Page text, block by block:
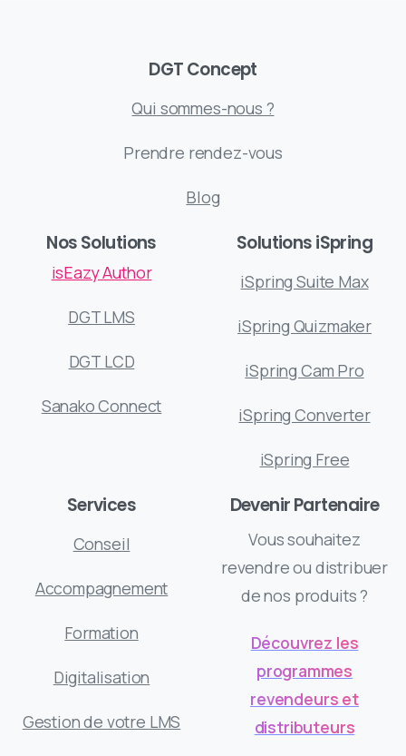
DGT Concept
Qui sommes-nous ?
Prendre rendez-vous
Blog
Nos Solutions
isEazy Author
DGT LMS
DGT LCD
Sanako Connect
Solutions iSpring
iSpring Suite Max
iSpring Quizmaker
iSpring Cam Pro
iSpring Converter
iSpring Free
Services
Conseil
Accompagnement
Formation
Digitalisation
Gestion de votre LMS
Devenir Partenaire
Vous souhaitez
revendre ou distribuer
de nos produits ?
Découvrez les
programmes
revendeurs et
distributeurs